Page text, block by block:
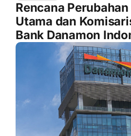
Rencana
Utama dan
Bank Danamon